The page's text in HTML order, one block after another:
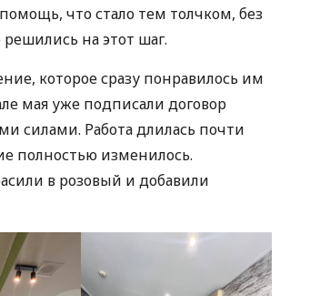
что стало тем толчком, без
на этот шаг.
которое сразу понравилось им
мая уже подписали договор
силами. Работа длилась почти
полностью изменилось.
в розовый и добавили